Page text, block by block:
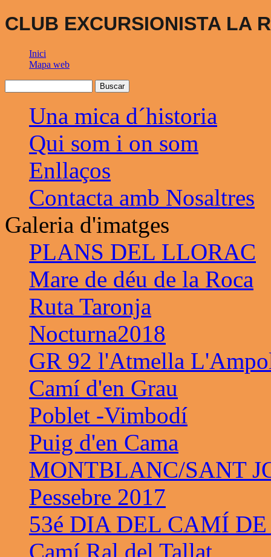
CLUB EXCURSIONISTA LA
Inici
Mapa web
Una mica d´historia
Qui som i on som
Enllaços
Contacta amb Nosaltres
Galeria d'imatges
PLANS DEL LLORAC
Mare de déu de la Roca
Ruta Taronja
Nocturna2018
GR 92 l'Atmella
Camí d'en Grau
Poblet -Vimbodí
Puig d'en Cama
MONTBLANC/SANT
Pessebre 2017
53é DIA DEL CAMÍ
Camí Ral del Tallat